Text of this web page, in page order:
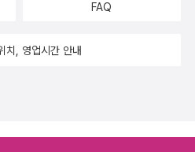
호실로 가다》 (문예출판사, 2018)*
베를린 알렉산더 광장>도 단권화 되
FAQ
치, 영업시간 안내